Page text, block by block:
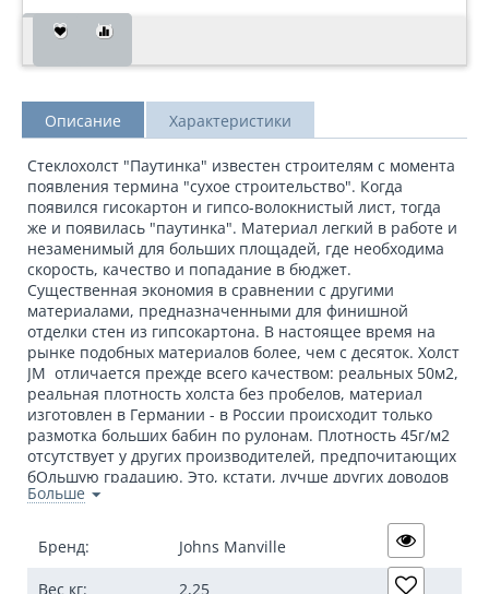
Описание Характеристики
Стеклохолст "Паутинка" известен строителям с момента
появления термина "сухое строительство". Когда
появился гисокартон и гипсо-волокнистый лист, тогда
же и появилась "паутинка". Материал легкий в работе и
незаменимый для больших площадей, где необходима
скорость, качество и попадание в бюджет.
Существенная экономия в сравнении с другими
материалами, предназначенными для финишной
отделки стен из гипсокартона. В настоящее время на
рынке подобных материалов более, чем с десяток. Холст
JM отличается прежде всего качеством: реальных 50м2,
реальная плотность холста без пробелов, материал
изготовлен в Германии - в России происходит только
размотка больших бабин по рулонам. Плотность 45г/м2
отсутствует у других производителей, предпочитающих
бОльшую градацию. Это, кстати, лучше других доводов
свидетельствует о качестве материала: показать столь
малый разброс в плотности и удержать его невозможно
на допотопном оборудовании.
Больше
Бренд: Johns Manville
Вес кг: 2,25